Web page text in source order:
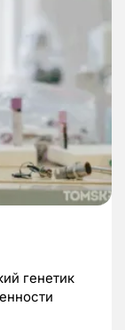
генетик